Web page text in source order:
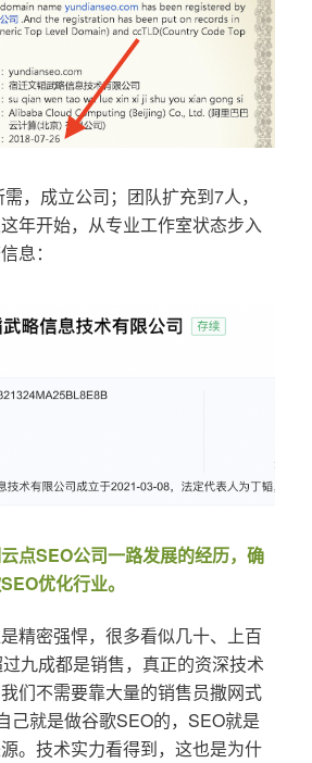
，成立公司；团队扩充到7人，
年开始，从专业工作室状态步入
息：
点SEO公司一路发展的经历，确
优化行业。
精密强悍，很多看似几十、上百
九成都是销售，真正的资深技术
们不需要靠大量的销售员撒网式
己就是做谷歌SEO的，SEO就是
。技术实力看得到，这也是为什